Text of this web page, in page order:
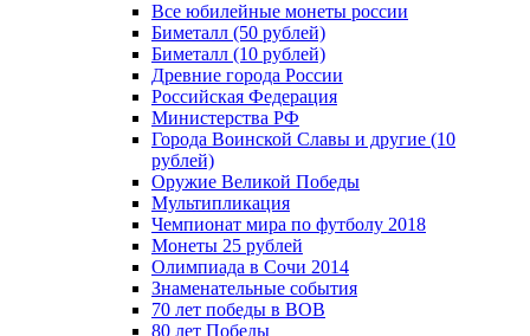
Все юбилейные монеты россии
Биметалл (50 рублей)
Биметалл (10 рублей)
Древние города России
Российская Федерация
Министерства РФ
Города Воинской Славы и другие (10
рублей)
Оружие Великой Победы
Мультипликация
Чемпионат мира по футболу 2018
Монеты 25 рублей
Олимпиада в Сочи 2014
Знаменательные события
70 лет победы в ВОВ
80 лет Победы